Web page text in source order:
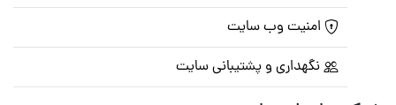
امنیت وب سایت
نگهداری و پشتیبانی سایت